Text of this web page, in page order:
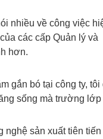
nhiều về công việc
các cấp Quản lý
hơn.
gắn bó tại công ty,
sống mà trường
nghệ sản xuất tiên